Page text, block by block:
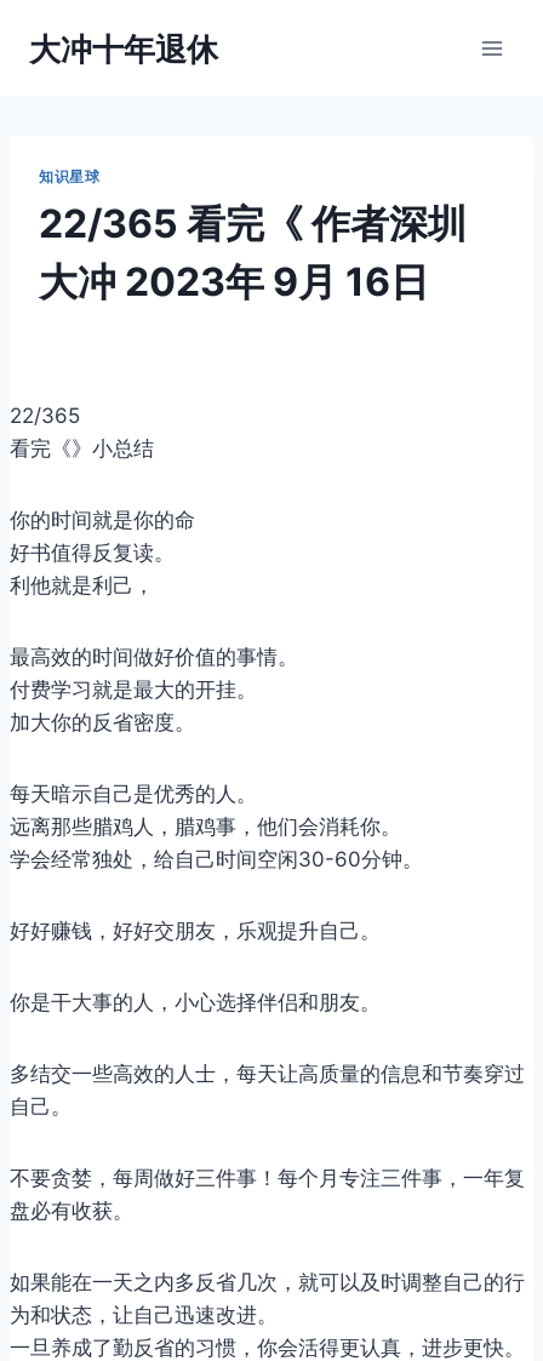
大冲十年退休
知识星球
22/365 看完《作者深圳
大冲 2023年 9月 16日
22/365
看完《》小总结
你的时间就是你的命
好书值得反复读。
​利他就是利己，
​最高效的时间做好价值的事情。
付费学习就是最大的开挂。
加大你的反省密度。
每天暗示自己是优秀的人。
远离那些腊鸡人，腊鸡事，他们会消耗你。
学会经常独处，给自己时间空闲30-60分钟。
好好赚钱，好好交朋友，乐观提升自己。
你是干大事的人，小心选择伴侣和朋友。
多结交一些高效的人士，每天让高质量的信息和节奏穿过
自己。
不要贪婪，每周做好三件事！每个月专注三件事，一年复
盘必有收获。
如果能在一天之内多反省几次，就可以及时调整自己的行
为和状态，让自己迅速改进。
一旦养成了勤反省的习惯，你会活得更认真，进步更快。